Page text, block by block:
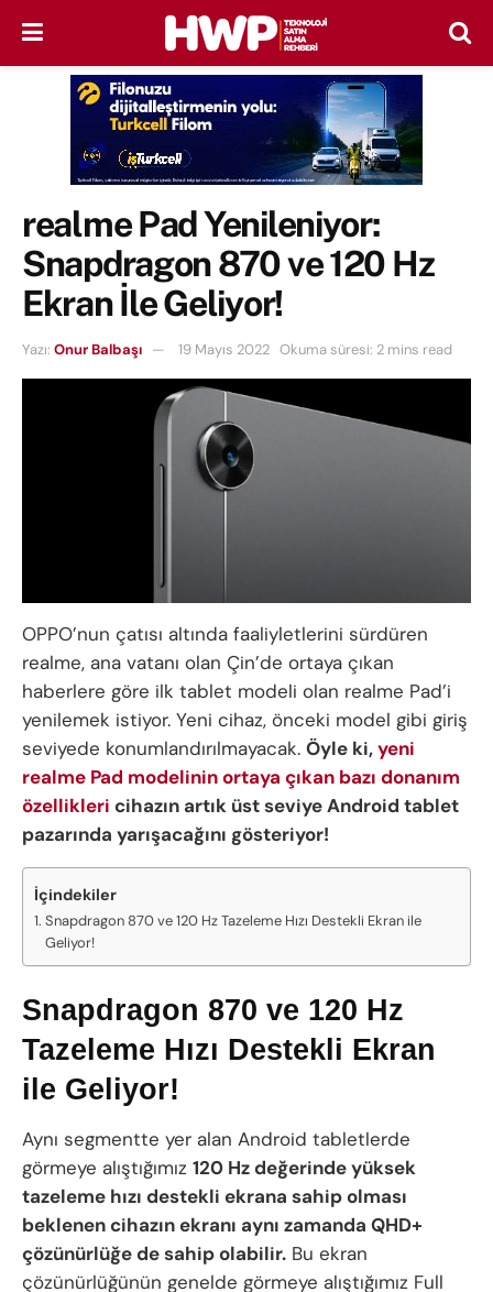
realme Pad Yenileniyor:
Snapdragon 870 ve 120 Hz
Ekran İle Geliyor!
Yazı: Onur Balbaşı 19 Mayıs 2022 Okuma süresi: 2 mins read
OPPO’nun çatısı altında faaliyletlerini sürdüren
realme, ana vatanı olan Çin’de ortaya çıkan
haberlere göre ilk tablet modeli olan realme Pad’i
yenilemek istiyor. Yeni cihaz, önceki model gibi giriş
seviyede konumlandırılmayacak. Öyle ki,yeni
realme Pad modelinin ortaya çıkan bazı donanım
özellikleri cihazın artık üst seviye Android tablet
pazarında yarışacağını gösteriyor!
İçindekiler
Snapdragon 870 ve 120 Hz Tazeleme Hızı Destekli Ekran ile
Geliyor!
Snapdragon 870 ve 120 Hz
Tazeleme Hızı Destekli Ekran
ile Geliyor!
Aynı segmentte yer alan Android tabletlerde
görmeye alıştığımız 120 Hz değerinde yüksek
tazeleme hızı destekli ekrana sahip olması
beklenen cihazın ekranı aynı zamanda QHD+
çözünürlüğe de sahip olabilir. Bu ekran
çözünürlüğünün genelde görmeye alıştığımız Full